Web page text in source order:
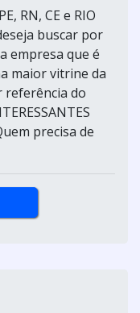
RN, CE e RIO
buscar por
empresa que é
maior vitrine da
referência do
precisa de